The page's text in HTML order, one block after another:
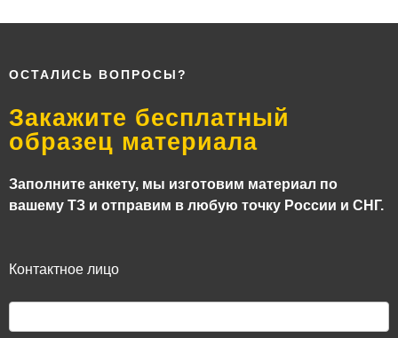
ОСТАЛИСЬ ВОПРОСЫ?
Закажите бесплатный
образец материала
Заполните анкету, мы изготовим материал по
вашему ТЗ и отправим в любую точку России и СНГ.
Контактное лицо